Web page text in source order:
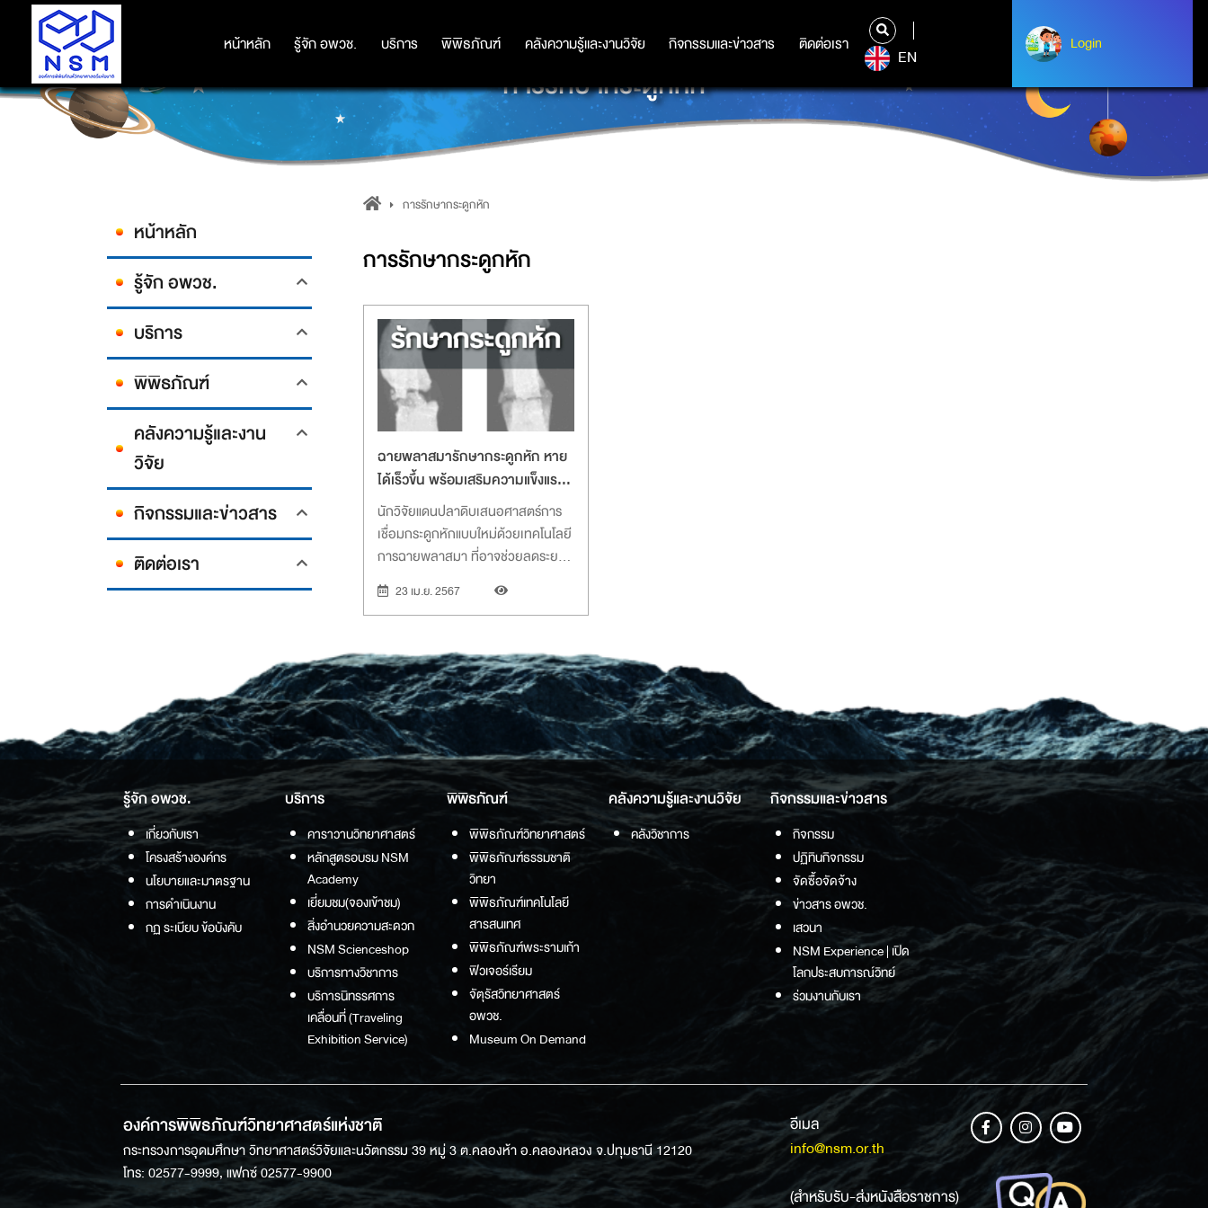
หน้าหลัก รู้จัก อพวช. บริการ พิพิธภัณฑ์ คลังความรู้และงานวิจัย กิจกรรมและข่าวสาร ติดต่อเรา
หน้าหลัก รู้จัก อพวช. บริการ พิพิธภัณฑ์ คลังความรู้และงานวิจัย กิจกรรมและข่าวสาร ติดต่อเรา
EN
Login
Albert Einstein
การรักษากระดูกหัก
หน้าหลัก
รู้จัก อพวช.
บริการ
พิพิธภัณฑ์
คลังความรู้และงาน
วิจัย
กิจกรรมและข่าวสาร
ติดต่อเรา
การรักษากระดูกหัก
การรักษากระดูกหัก
ฉายพลาสมารักษากระดูกหัก หาย
ได้เร็วขึ้น พร้อมเสริมความแข็งแรง
ให้กระดูก
นักวิจัยแดนปลาดิบเสนอศาสตร์การ
เชื่อมกระดูกหักแบบใหม่ด้วยเทคโนโลยี
การฉายพลาสมา ที่อาจช่วยลดระยะ
เวลาการรักษา พร้อมเสริมกระดูกให้
แข็งแรงขึ้นกว่าการรักษาแบบเดิม 3 เท่า
23 เม.ย. 2567
รู้จัก อพวช.
เกี่ยวกับเรา
โครงสร้างองค์กร
นโยบายและมาตรฐาน
การดำเนินงาน
กฏ ระเบียบ ข้อบังคับ
บริการ
คาราวานวิทยาศาสตร์
หลักสูตรอบรม NSM
Academy
เยี่ยมชม(จองเข้าชม)
สิ่งอำนวยความสะดวก
NSM Scienceshop
บริการทางวิชาการ
บริการนิทรรศการ
เคลื่อนที่ (Traveling
Exhibition Service)
พิพิธภัณฑ์
พิพิธภัณฑ์วิทยาศาสตร์
พิพิธภัณฑ์ธรรมชาติ
วิทยา
พิพิธภัณฑ์เทคโนโลยี
สารสนเทศ
พิพิธภัณฑ์พระรามเก้า
ฟิวเจอร์เรียม
จัตุรัสวิทยาศาสตร์
อพวช.
Museum On Demand
คลังความรู้และงานวิจัย
คลังวิชาการ
กิจกรรมและข่าวสาร
กิจกรรม
ปฏิทินกิจกรรม
จัดซื้อจัดจ้าง
ข่าวสาร อพวช.
เสวนา
NSM Experience | เปิด
โลกประสบการณ์วิทย์
ร่วมงานกับเรา
องค์การพิพิธภัณฑ์วิทยาศาสตร์แห่งชาติ
กระทรวงการอุดมศึกษา วิทยาศาสตร์วิจัยและนวัตกรรม 39 หมู่ 3 ต.คลองห้า อ.คลองหลวง จ.ปทุมธานี 12120
โทร: 02577-9999, แฟกซ์ 02577-9900
อีเมล
info@nsm.or.th
(สำหรับรับ-ส่งหนังสือราชการ)